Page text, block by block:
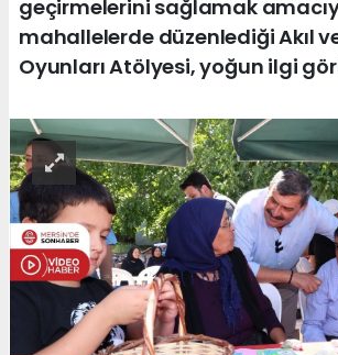
geçirmelerini sağlamak
mahallelerde düzenlediği Akıl
Oyunları Atölyesi, yoğun ilgi